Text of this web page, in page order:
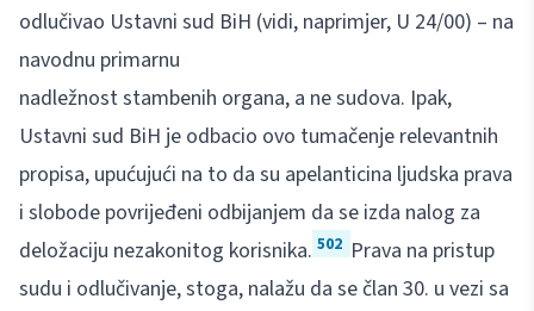
odlučivao Ustavni sud BiH (vidi, naprimjer, U 24/00) – na
navodnu primarnu
nadležnost stambenih organa, a ne sudova. Ipak,
Ustavni sud BiH je odbacio ovo tumačenje relevantnih
propisa, upućujući na to da su apelanticina ljudska prava
i slobode povrijeđeni odbijanjem da se izda nalog za
deložaciju nezakonitog korisnika. 502 Prava na pristup
sudu i odlučivanje, stoga, nalažu da se član 30. u vezi sa